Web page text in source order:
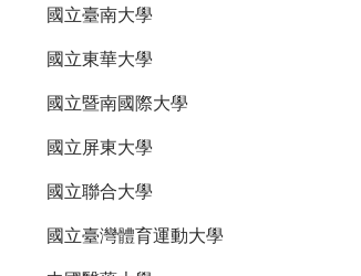
國立臺南大學
國立東華大學
國立暨南國際大學
國立屏東大學
國立聯合大學
國立臺灣體育運動大學